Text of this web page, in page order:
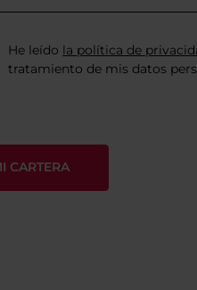
He leído la política de
tratamiento de mis datos